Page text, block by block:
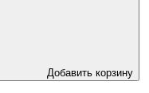
Добавить корзину